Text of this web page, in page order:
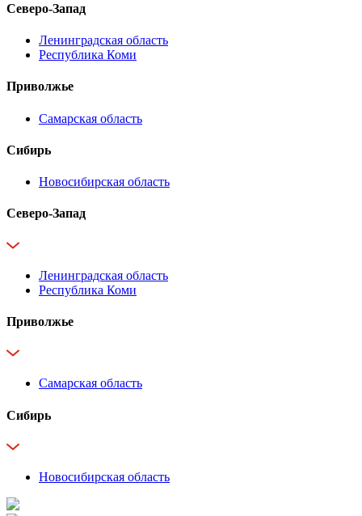
Северо-Запад
Ленинградская область
Республика Коми
Приволжье
Самарская область
Сибирь
Новосибирская область
Северо-Запад
Ленинградская область
Республика Коми
Приволжье
Самарская область
Сибирь
Новосибирская область